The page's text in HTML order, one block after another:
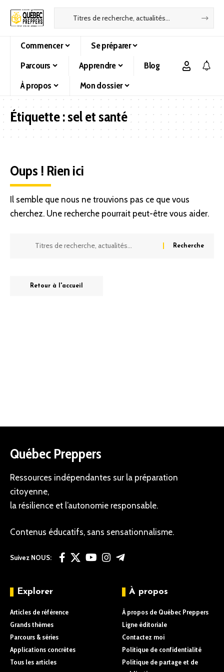
Commencer
Se préparer
Parcours
Apprendre
Blog
À propos
Mon dossier
Étiquette :sel et santé
Oups ! Rien ici
Il semble que nous ne trouvions pas ce que vous
cherchez. Une recherche pourrait peut-être vous aider.
Retour à l'accueil
Québec Preppers
Ressources indépendantes sur la préparation
citoyenne,
la résilience et l’autonomie responsable.
Contenus éducatifs, sans sensationnalisme.
Suivez NOUS:
Explorer
Articles de référence
Grands thèmes
Parcours & séries
Applications concrètes
Tous les articles
À propos
À propos de Québec Preppers
Ligne éditoriale
Contactez moi
Politique de confidentialité
Politique de partage et de